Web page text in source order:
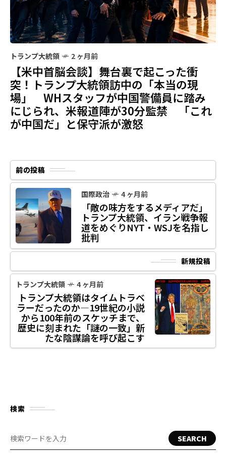
トランプ大統領 2 ヶ月前
【米中首脳会談】舞台裏で起こった衝
突！トランプ大統領訪中の「本当の現
場」 WHスタッフが中国警備員に踏み
にじられ、米報道陣が30分監禁 「これ
が中国だ」と保守派が激怒
前の投稿
国際政治 4 ヶ月前
「敵の味方をするメディアだ」
トランプ大統領、イラン戦争報
道をめぐりNYT・WSJを名指し
批判
新規投稿
トランプ大統領 4 ヶ月前
トランプ大統領はタイムトラベ
ラーだったのか―19世紀の小説
から100年前のスケッチまで、
歴史に刻まれた「謎の一致」新
たな陰謀論を呼び起こす
検索
SEARCH